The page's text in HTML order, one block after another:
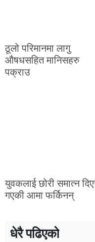
ठूलो परिमानमा लागु
औषधसहित मानिसहरु
पक्राउ
युवकलाई छोरी समात्न
गएकी आमा फर्किनन्
धेरै पढिएको